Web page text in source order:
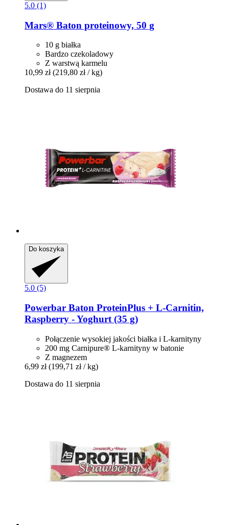
5.0 (1)
Mars® Baton proteinowy, 50 g
10 g białka
Bardzo czekoladowy
Z warstwą karmelu
10,99 zł (219,80 zł / kg)
Dostawa do 11 sierpnia
Do koszyka
5.0 (5)
Powerbar Baton ProteinPlus + L-​Carnitin,
Raspberry -​ Yoghurt (35 g)
Połączenie wysokiej jakości białka i L-karnityny
200 mg Carnipure® L-karnityny w batonie
Z magnezem
6,99 zł (199,71 zł / kg)
Dostawa do 11 sierpnia